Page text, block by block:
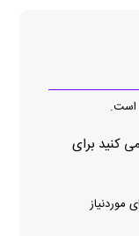
است.
کنید برای